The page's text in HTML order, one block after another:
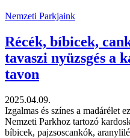
Nemzeti Parkjaink
Récék, bíbicek,
tavaszi nyüzsgés a
tavon
2025.04.09.
Izgalmas és színes a madárélet
Nemzeti Parkhoz tartozó
bíbicek, pajzsoscankók,